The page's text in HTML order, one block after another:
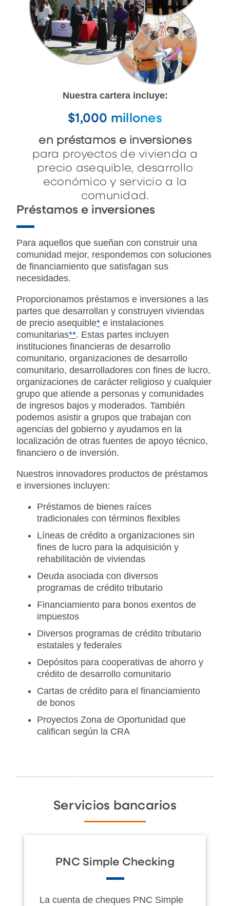
Nuestra cartera incluye:
$1,000 millones
en préstamos e inversiones
para proyectos de vivienda a
precio asequible, desarrollo
económico y servicio a la
comunidad.
Préstamos e inversiones
Para aquellos que sueñan con construir una
comunidad mejor, respondemos con soluciones
de financiamiento que satisfagan sus
necesidades.
Proporcionamos préstamos e inversiones a las
partes que desarrollan y construyen viviendas
de precio asequible* e instalaciones
comunitarias**. Estas partes incluyen
instituciones financieras de desarrollo
comunitario, organizaciones de desarrollo
comunitario, desarrolladores con fines de lucro,
organizaciones de carácter religioso y cualquier
grupo que atiende a personas y comunidades
de ingresos bajos y moderados. También
podemos asistir a grupos que trabajan con
agencias del gobierno y ayudamos en la
localización de otras fuentes de apoyo técnico,
financiero o de inversión.
Nuestros innovadores productos de préstamos
e inversiones incluyen:
Préstamos de bienes raíces
tradicionales con términos flexibles
Líneas de crédito a organizaciones sin
fines de lucro para la adquisición y
rehabilitación de viviendas
Deuda asociada con diversos
programas de crédito tributario
Financiamiento para bonos exentos de
impuestos
Diversos programas de crédito tributario
estatales y federales
Depósitos para cooperativas de ahorro y
crédito de desarrollo comunitario
Cartas de crédito para el financiamiento
de bonos
Proyectos Zona de Oportunidad que
califican según la CRA
Servicios bancarios
PNC Simple Checking
La cuenta de cheques PNC Simple